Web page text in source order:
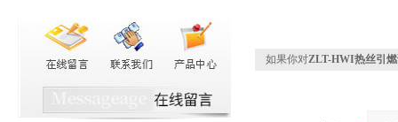
如果你对ZLT-HWI热丝引